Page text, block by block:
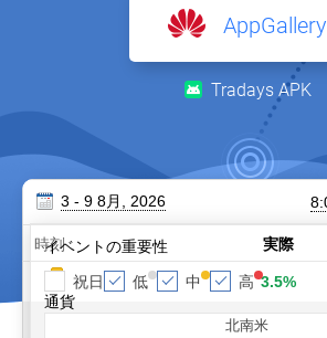
AppGallery
Tradays APK